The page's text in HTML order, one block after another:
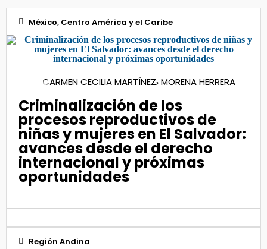
México, Centro América y el Caribe
13
Oct 2021CARMEN CECILIA MARTÍNEZ, MORENA HERRERA
Criminalización de los
procesos reproductivos de
niñas y mujeres en El Salvador:
avances desde el derecho
internacional y próximas
oportunidades
Región Andina